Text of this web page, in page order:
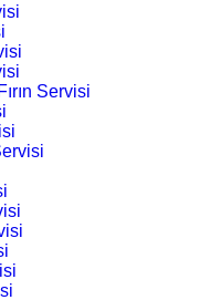
Servisi